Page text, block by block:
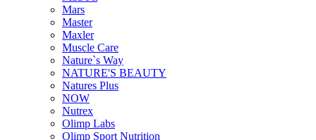
Mars
Master
Maxler
Muscle Care
Nature`s Way
NATURE'S BEAUTY
Natures Plus
NOW
Nutrex
Olimp Labs
Olimp Sport Nutrition